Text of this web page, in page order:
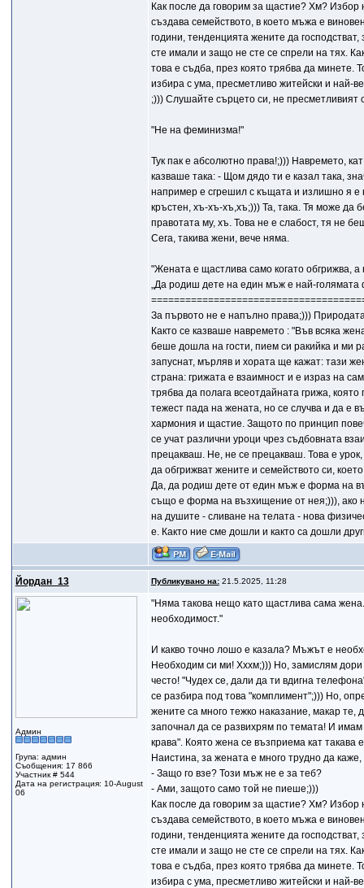
Как после да говорим за щастие? Хм?
създава семейството, в което мъжа е
години, тенденцията жените да
сте имали и защо не сте се спрели на тях.
това е съдба, през която трябва да минете.
избира с ума, пресметливо житейски и най-
;))) Слушайте сърцето си, не пресметливият
"Не на феминизма!"
Тук пак е абсолютно права!;))) Навремето,
казваше така: - Щом дядо ти е казал така,
например е сгрешил с къщата и излишно я е
кръстен, хъ-хъ-хъ,хъ;))) Та, така. Тя може да
правотата му, хъ. Това не е слабост, тя не
Сега, такива жени, вече няма.
"Жената е щастлива само когато обгрижва, а
„Да родиш дете на един мъж е най-
За първото не е напълно права;)))
Както се казваше навремето : "Във всяка
беше дошла на гости, пием си ракийка и ми
запуснат, мърляв и хората ще кажат: тази
страна: грижата е взаимност и е израз на
трябва да полага всеотдайната грижа,
тежест пада на жената, но се случва и да е
хармония и щастие. Защото по принцип
се учат различни уроци чрез съдбовната
прецакваш. Не, не се прецакваш. Това е
да обгрижват жените и семейството си,
Да, да родиш дете от един мъж е форма на
също е форма на възхищение от нея;))), ако
на душите - сливане на телата - нова
е. Както ние сме дошли и както са дошли
Йордан_13 Публикувано на:21.5.2025, 11:28
Админ
Група: админ
Съобщения: 17 866
Участник # 544
Дата на регистрация: 10-August
06
"Няма такова нещо като щастлива сама
необходимост."
И какво точно лошо е казала? Мъжът е
Необходим си ми! Хххм;))) Но, замислям дори
често! "Чудех се, дали да ти вдигна
се разбира под това "комплимент";))) Но,
жените са много тежко наказание, макар
започнал да се развихрям по темата! И
крава". Която жена се възприема кат
Наистина, за жената е много трудно да
- Защо го взе? Този мъж не е за теб?
- Ами, защото само той не пиеше;)))
Как после да говорим за щастие? Хм?
създава семейството, в което мъжа е
години, тенденцията жените да
сте имали и защо не сте се спрели на тях.
това е съдба, през която трябва да минете.
избира с ума, пресметливо житейски и най-